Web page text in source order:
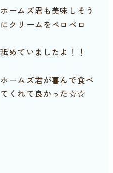
ホームズ君も美味しそう
にクリームをペロペロ
舐めていましたよ！！
ホームズ君が喜んで食べ
てくれて良かった☆☆